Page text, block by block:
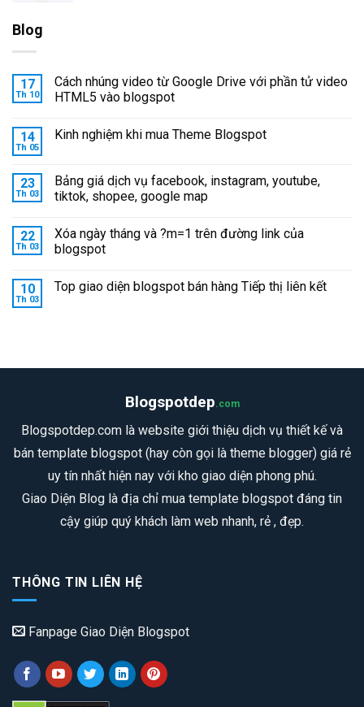
Blog
17
Th 10
Cách nhúng video từ Google Drive với phần tử video
HTML5 vào blogspot
14
Th 05
Kinh nghiệm khi mua Theme Blogspot
23
Th 03
Bảng giá dịch vụ facebook, instagram, youtube,
tiktok, shopee, google map
22
Th 03
Xóa ngày tháng và ?m=1 trên đường link của
blogspot
10
Th 03
Top giao diện blogspot bán hàng Tiếp thị liên kết
Blogspotdep.com
Blogspotdep.com là website giới thiệu dịch vụ thiết kế và
bán template blogspot (hay còn gọi là theme blogger) giá rẻ
uy tín nhất hiện nay với kho giao diện phong phú.
Giao Diện Blog là địa chỉ mua template blogspot đáng tin
cậy giúp quý khách làm web nhanh, rẻ , đẹp.
THÔNG TIN LIÊN HỆ
Fanpage Giao Diện Blogspot